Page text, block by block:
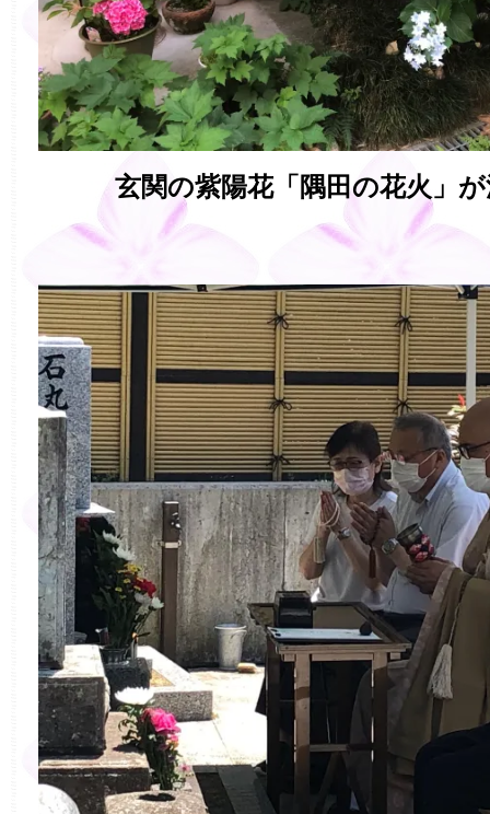
玄関の紫陽花「隅田の花火」